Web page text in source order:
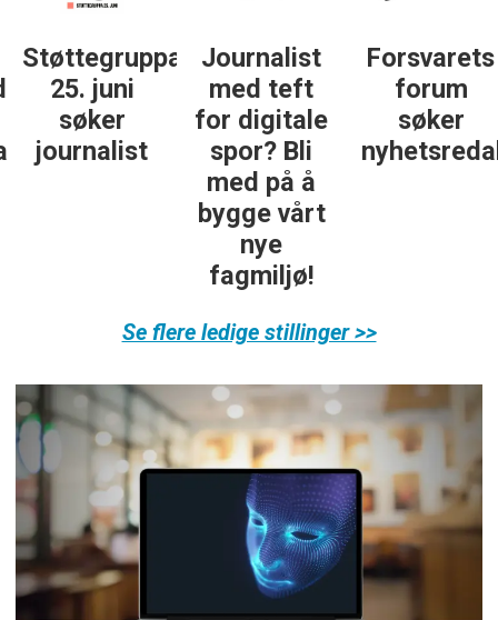
Støttegruppa
25. juni
søker
journalist
Journalist
med teft
for digitale
spor? Bli
med på å
bygge vårt
nye
fagmiljø!
Forsvarets
forum
søker
Se flere ledige stillinger >>